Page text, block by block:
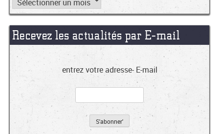
Recevez les actualités par E-mail
entrez votre adresse- E-mail